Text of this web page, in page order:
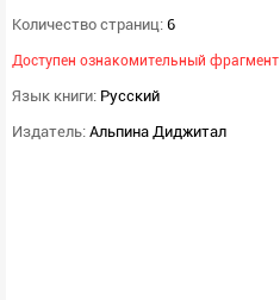
Количество страниц: 6
Доступен ознакомительный фрагмент
Язык книги: Русский
Издатель: Альпина Диджитал